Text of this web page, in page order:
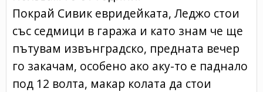
Покрай Сивик евридейката, Леджо стои
със седмици в гаража и като знам че ще
пътувам извънградско, предната вечер
го закачам, особено ако аку-то е паднало
под 12 волта, макар колата да стои